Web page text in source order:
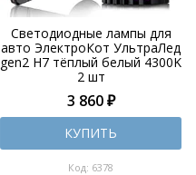
Светодиодные лампы для
авто ЭлектроКот УльтраЛед
gen2 H7 тёплый белый 4300K
2 шт
3 860 ₽
КУПИТЬ
Код: 6378